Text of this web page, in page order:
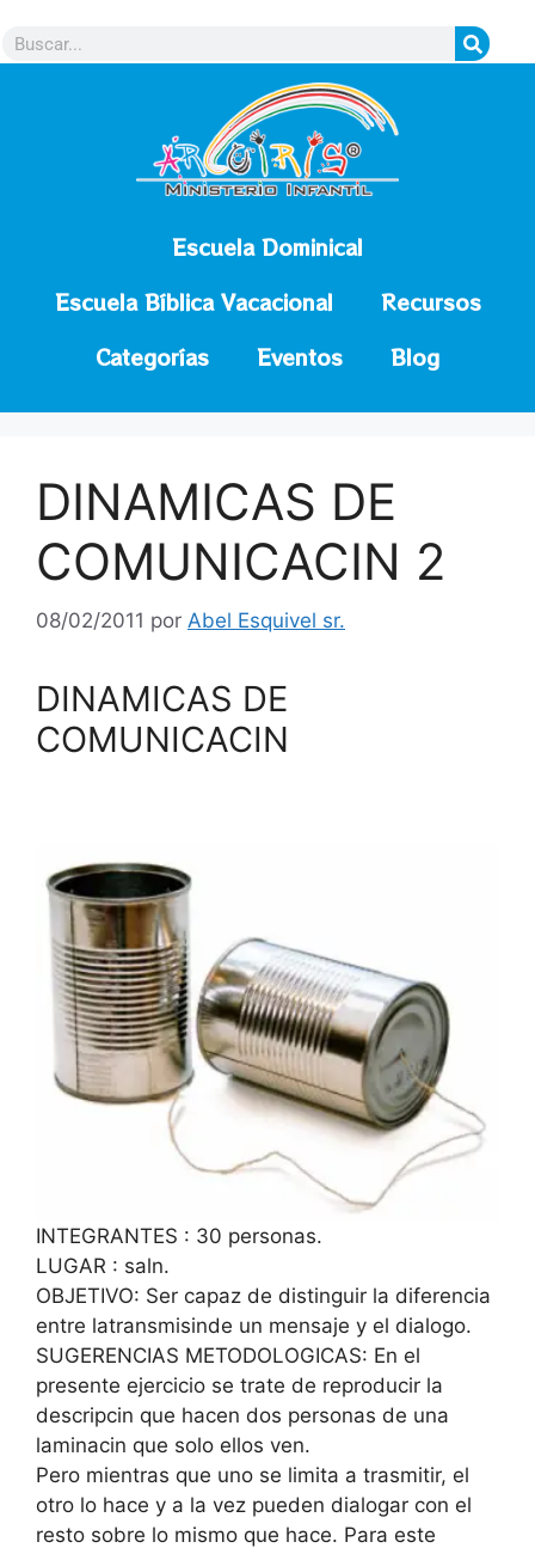
Escuela Dominical
Escuela Bíblica Vacacional
Recursos
Categorías
Eventos Blog
DINAMICAS DE
COMUNICACIN 2
08/02/2011 por Abel Esquivel sr.
DINAMICAS DE
COMUNICACIN
INTEGRANTES : 30 personas.
LUGAR : saln.
OBJETIVO: Ser capaz de distinguir la diferencia
entre latransmisinde un mensaje y el dialogo.
SUGERENCIAS METODOLOGICAS: En el
presente ejercicio se trate de reproducir la
descripcin que hacen dos personas de una
laminacin que solo ellos ven.
Pero mientras que uno se limita a trasmitir, el
otro lo hace y a la vez pueden dialogar con el
resto sobre lo mismo que hace. Para este